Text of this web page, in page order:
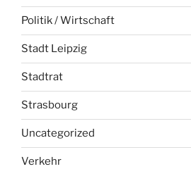
Politik / Wirtschaft
Stadt Leipzig
Stadtrat
Strasbourg
Uncategorized
Verkehr